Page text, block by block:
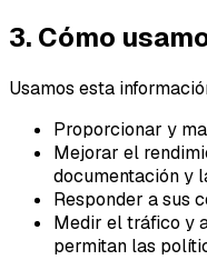
3. Cómo
Usamos esta
Proporcionar y
Mejorar el
documentación y
Responder a sus
Medir el tráfico y
permitan las